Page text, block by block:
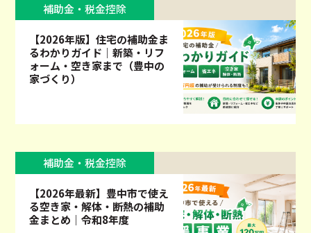
補助金・税金控除
【2026年版】住宅の補助金ま
るわかりガイド｜新築・リフ
ォーム・空き家まで（豊中の
家づくり）
補助金・税金控除
【2026年最新】豊中市で使え
る空き家・解体・断熱の補助
金まとめ｜令和8年度